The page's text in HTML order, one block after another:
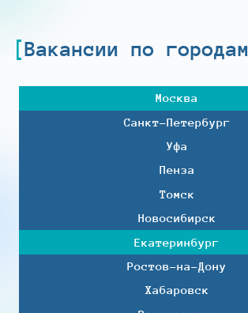
Вакансии по городам
Москва
Санкт-Петербург
Уфа
Пенза
Томск
Новосибирск
Екатеринбург
Ростов-на-Дону
Хабаровск